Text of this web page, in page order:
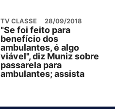
TV CLASSE 28/09/2018
"Se foi feito para
benefício dos
ambulantes, é algo
viável", diz Muniz sobre
passarela para
ambulantes; assista